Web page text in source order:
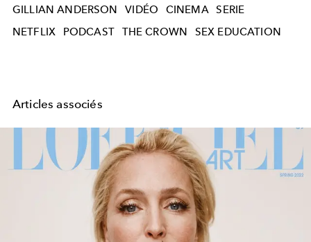
GILLIAN ANDERSON VIDÉO CINEMA SERIE
NETFLIX
PODCAST THE CROWN SEX EDUCATION
Articles associés